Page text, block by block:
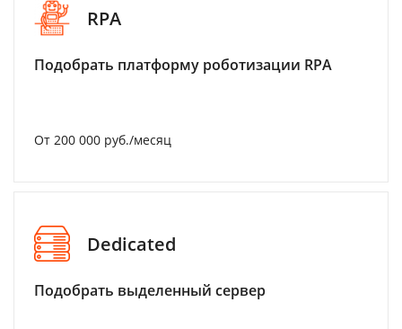
RPA
Подобрать платформу роботизации RPA
От 200 000 руб./месяц
Dedicated
Подобрать выделенный сервер